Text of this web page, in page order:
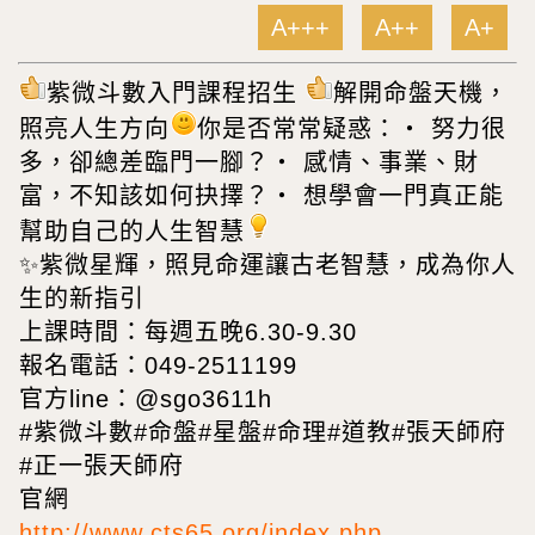
A+++ A++ A+
紫微斗數入門課程招生
解開命盤天機，
照亮人生方向
你是否常常疑惑：‧ 努力很
多，卻總差臨門一腳？‧ 感情、事業、財
富，不知該如何抉擇？‧ 想學會一門真正能
幫助自己的人生智慧
✨紫微星輝，照見命運讓古老智慧，成為你人
生的新指引
上課時間：每週五晚6.30-9.30
報名電話：049-2511199
官方line：@sgo3611h
#紫微斗數#命盤#星盤#命理#道教#張天師府
#正一張天師府
官網